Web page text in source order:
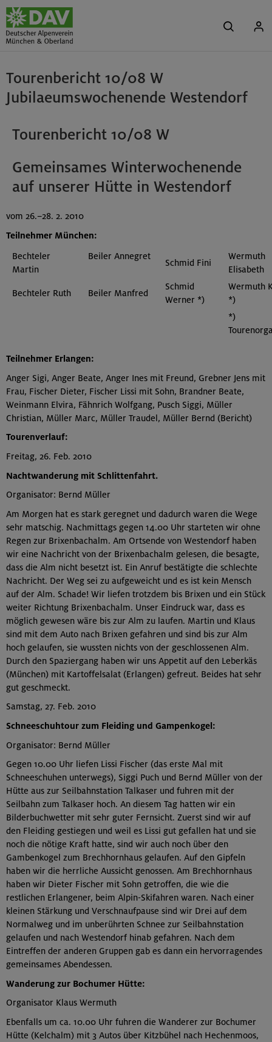
Tourenbericht 10/08 W
Jubilaeumswochenende Westendorf
Tourenbericht 10/08 W
Gemeinsames Winterwochenende
auf unserer Hütte in Westendorf
vom 26.–28. 2. 2010
Teilnehmer München:
Bechteler
Martin
Beiler Annegret
Schmid Fini
Wermuth
Elisabeth
Bechteler Ruth Beiler Manfred
Schmid
Werner *)
Wermuth
*)
*)
Teilnehmer Erlangen:
Anger Sigi, Anger Beate, Anger Ines mit Freund, Grebner Jens mit
Frau, Fischer Dieter, Fischer Lissi mit Sohn, Brandner Beate,
Weinmann Elvira, Fähnrich Wolfgang, Pusch Siggi, Müller
Christian, Müller Marc, Müller Traudel, Müller Bernd (Bericht)
Tourenverlauf:
Freitag, 26. Feb. 2010
Nachtwanderung mit Schlittenfahrt.
Organisator: Bernd Müller
Am Morgen hat es stark geregnet und dadurch waren die Wege
sehr matschig. Nachmittags gegen 14.00 Uhr starteten wir ohne
Regen zur Brixenbachalm. Am Ortsende von Westendorf haben
wir eine Nachricht von der Brixenbachalm gelesen, die besagte,
dass die Alm nicht besetzt ist. Ein Anruf bestätigte die schlechte
Nachricht. Der Weg sei zu aufgeweicht und es ist kein Mensch
auf der Alm. Schade! Wir liefen trotzdem bis Brixen und ein Stück
weiter Richtung Brixenbachalm. Unser Eindruck war, dass es
möglich gewesen wäre bis zur Alm zu laufen. Martin und Klaus
sind mit dem Auto nach Brixen gefahren und sind bis zur Alm
hoch gelaufen, sie wussten nichts von der geschlossenen Alm.
Durch den Spaziergang haben wir uns Appetit auf den Leberkäs
(München) mit Kartoffelsalat (Erlangen) gefreut. Beides hat sehr
gut geschmeckt.
Samstag, 27. Feb. 2010
Schneeschuhtour zum Fleiding und Gampenkogel:
Organisator: Bernd Müller
Gegen 10.00 Uhr liefen Lissi Fischer (das erste Mal mit
Schneeschuhen unterwegs), Siggi Puch und Bernd Müller von der
Hütte aus zur Seilbahnstation Talkaser und fuhren mit der
Seilbahn zum Talkaser hoch. An diesem Tag hatten wir ein
Bilderbuchwetter mit sehr guter Fernsicht. Zuerst sind wir auf
den Fleiding gestiegen und weil es Lissi gut gefallen hat und sie
noch die nötige Kraft hatte, sind wir auch noch über den
Gambenkogel zum Brechhornhaus gelaufen. Auf den Gipfeln
haben wir die herrliche Aussicht genossen. Am Brechhornhaus
haben wir Dieter Fischer mit Sohn getroffen, die wie die
restlichen Erlangener, beim Alpin-Skifahren waren. Nach einer
kleinen Stärkung und Verschnaufpause sind wir Drei auf dem
Normalweg und im unberührten Schnee zur Seilbahnstation
gelaufen und nach Westendorf hinab gefahren. Nach dem
Eintreffen der anderen Gruppen gab es dann ein hervorragendes
gemeinsames Abendessen.
Wanderung zur Bochumer Hütte:
Organisator Klaus Wermuth
Ebenfalls um ca. 10.00 Uhr fuhren die Wanderer zur Bochumer
Hütte (Kelchalm) mit 3 Autos über Kitzbühel nach Hechenmoos,